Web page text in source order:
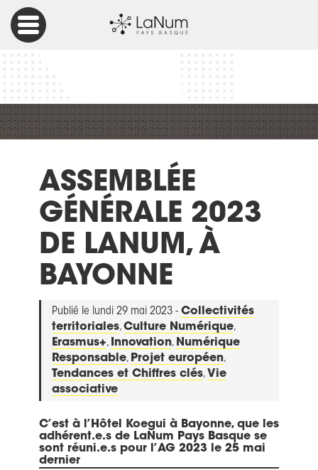
Projet européen
ASSEMBLÉE GÉNÉRALE 2023 DE LANUM, À BAYONNE
ASSEMBLÉE
GÉNÉRALE 2023
DE LANUM, À
BAYONNE
Publié le lundi 29 mai 2023 - Collectivités
territoriales,Culture Numérique,
Erasmus+, Innovation, Numérique
Responsable, Projet européen,
Tendances et Chiffres clés, Vie
associative
C’est à l’Hôtel Koegui à Bayonne, que les
adhérent.e.s de LaNum Pays Basque se
sont réuni.e.s pour
l’AG 2023 le 25 mai
dernier